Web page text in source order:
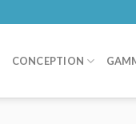
CONCEPTION